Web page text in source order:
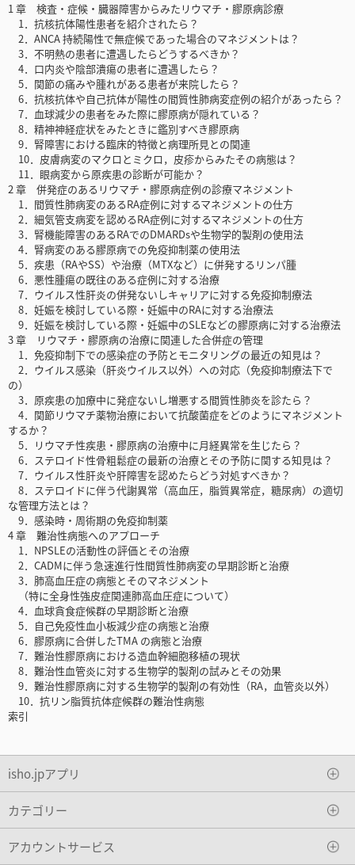
1 章 検査・症候・臓器障害からみたリウマチ・膠原病診療
1．抗核抗体陽性患者を紹介されたら？
2．ANCA 持続陽性で無症候であった場合のマネジメントは？
3．不明熱の患者に遭遇したらどうするべきか？
4．口内炎や陰部潰瘍の患者に遭遇したら？
5．関節の痛みや腫れがある患者が来院したら？
6．抗核抗体や自己抗体が陽性の間質性肺病変症例の紹介があったら？
7．血球減少の患者をみた際に膠原病が隠れている？
8．精神神経症状をみたときに鑑別すべき膠原病
9．腎障害における臨床的特徴と病理所見との関連
10．皮膚病変のマクロとミクロ，皮疹からみたその病態は？
11．眼病変から原疾患の診断が可能か？
2 章 併発症のあるリウマチ・膠原病症例の診療マネジメント
1．間質性肺病変のあるRA症例に対するマネジメントの仕方
2．細気管支病変を認めるRA症例に対するマネジメントの仕方
3．腎機能障害のあるRAでのDMARDsや生物学的製剤の使用法
4．腎病変のある膠原病での免疫抑制薬の使用法
5．疾患（RAやSS）や治療（MTXなど）に併発するリンパ腫
6．悪性腫瘍の既往のある症例に対する治療
7．ウイルス性肝炎の併発ないしキャリアに対する免疫抑制療法
8．妊娠を検討している際・妊娠中のRAに対する治療法
9．妊娠を検討している際・妊娠中のSLEなどの膠原病に対する治療法
3 章 リウマチ・膠原病の治療に関連した合併症の管理
1．免疫抑制下での感染症の予防とモニタリングの最近の知見は？
2．ウイルス感染（肝炎ウイルス以外）への対応（免疫抑制療法下で
の）
3．原疾患の加療中に発症ないし増悪する間質性肺炎を診たら？
4．関節リウマチ薬物治療において抗酸菌症をどのようにマネジメント
するか？
5．リウマチ性疾患・膠原病の治療中に月経異常を生じたら？
6．ステロイド性骨粗鬆症の最新の治療とその予防に関する知見は？
7．ウイルス性肝炎や肝障害を認めたらどう対処すべきか？
8．ステロイドに伴う代謝異常（高血圧，脂質異常症，糖尿病）の適切
な管理方法とは？
9．感染時・周術期の免疫抑制薬
4 章 難治性病態へのアプローチ
1．NPSLEの活動性の評価とその治療
2．CADMに伴う急速進行性間質性肺病変の早期診断と治療
3．肺高血圧症の病態とそのマネジメント
（特に全身性強皮症関連肺高血圧症について）
4．血球貪食症候群の早期診断と治療
5．自己免疫性血小板減少症の病態と治療
6．膠原病に合併したTMA の病態と治療
7．難治性膠原病における造血幹細胞移植の現状
8．難治性血管炎に対する生物学的製剤の試みとその効果
9．難治性膠原病に対する生物学的製剤の有効性（RA，血管炎以外）
10．抗リン脂質抗体症候群の難治性病態
索引
isho.jpアプリ
カテゴリー
アカウントサービス